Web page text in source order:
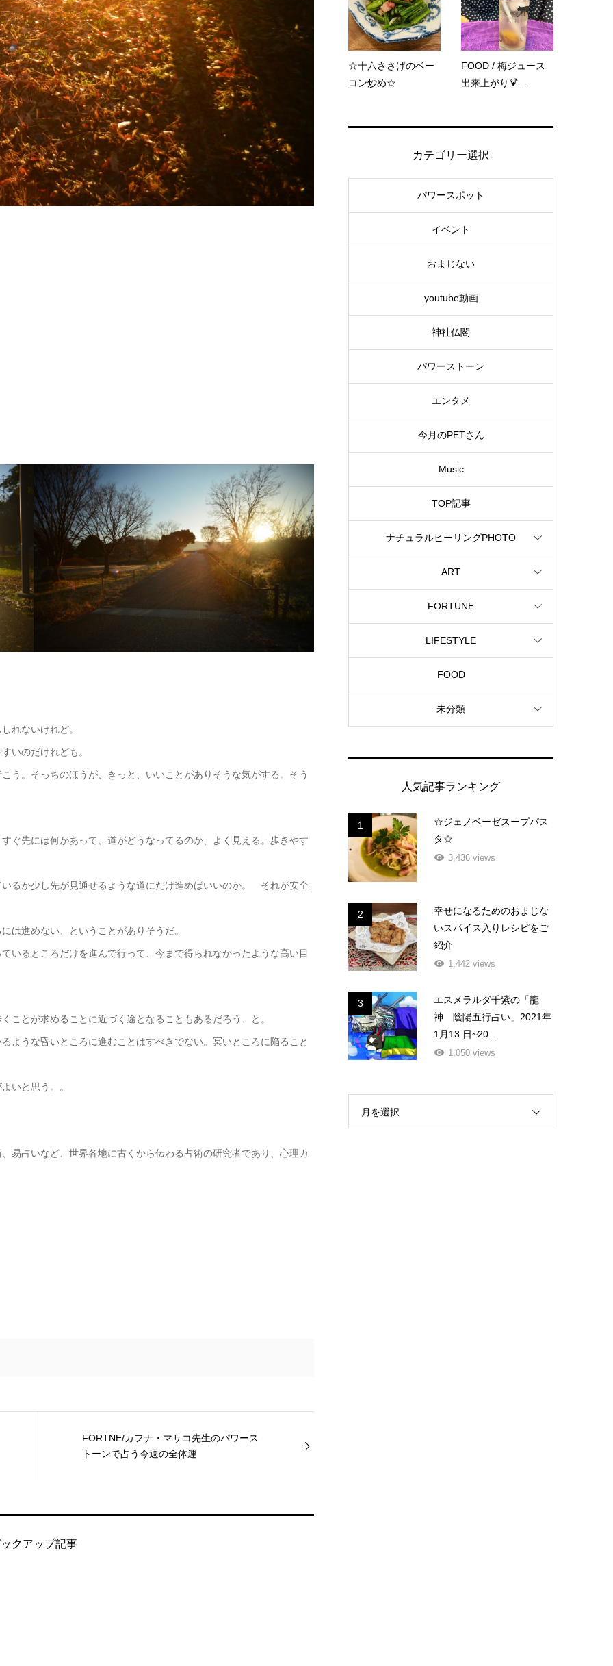
れないけれど。
いのだけれども。
う。そっちのほうが、きっと、いいことがありそうな気がする。そう
ぐ先には何があって、道がどうなってるのか、よく見える。歩きやす
るか少し先が見通せるような道にだけ進めばいいのか。 それが安全
は進めない、ということがありそうだ。
いるところだけを進んで行って、今まで得られなかったような高い目
ことが求めることに近づく途となることもあるだろう、と。
ような昏いところに進むことはすべきでない。冥いところに陥ること
いと思う。。
易占いなど、世界各地に古くから伝わる占術の研究者であり、心理カ
FORTNE/カフナ・マサコ先生のパワース
トーンで占う今週の全体運
クアップ記事
☆十六ささげのベー
コン炒め☆
FOOD / 梅ジュース
出来上がり🍹...
カテゴリー選択
パワースポット
イベント
おまじない
youtube動画
神社仏閣
パワーストーン
エンタメ
今月のPETさん
Music
TOP記事
ナチュラルヒーリングPHOTO
ART
FORTUNE
LIFESTYLE
FOOD
未分類
人気記事ランキング
1
☆ジェノベーゼスープパス
タ☆
3,436 views
2
幸せになるためのおまじな
いスパイス入りレシピをご
紹介
1,442 views
3
エスメラルダ千紫の「龍
神 陰陽五行占い」2021年
1月13 日~20...
1,050 views
月を選択